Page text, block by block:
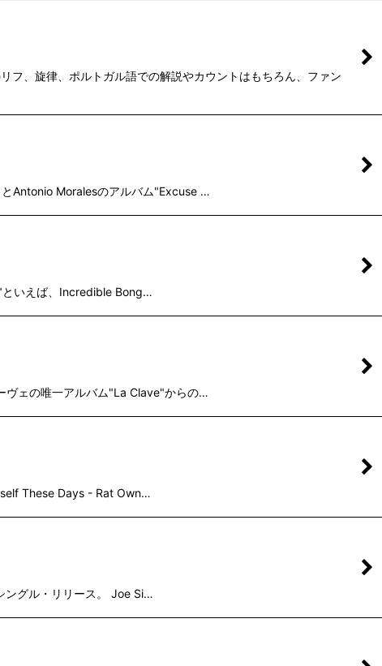
フ、旋律、ポルトガル語での解説やカウントはもちろん、ファン
Antonio Moralesのアルバム"Excuse …
といえば、Incredible Bong…
ヴェの唯一アルバム"La Clave"からの…
These Days - Rat Own…
ングル・リリース。 Joe Si…